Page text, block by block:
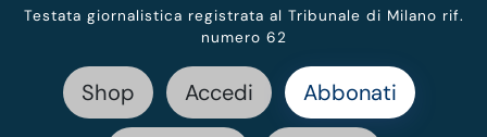
Testata giornalistica registrata al Tribunale di Milano rif.
numero 62
Shop Accedi Abbonati